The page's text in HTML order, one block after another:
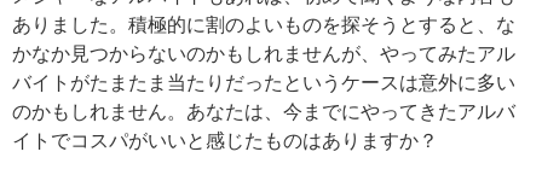
ありました。積極的に割のよいものを探そうとすると、な
かなか見つからないのかもしれませんが、やってみたアル
バイトがたまたま当たりだったというケースは意外に多い
のかもしれません。あなたは、今までにやってきたアルバ
イトでコスパがいいと感じたものはありますか？